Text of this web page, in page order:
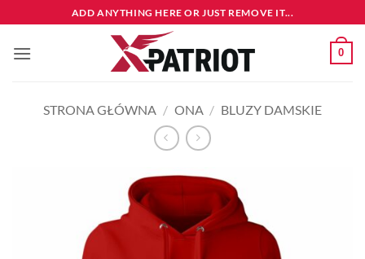
do
zawartości
ADD ANYTHING HERE OR JUST REMOVE IT...
0
STRONA GŁÓWNA / ONA / BLUZY DAMSKIE